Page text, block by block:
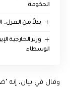
الحكومة
بدلاً من
‏وزير الخارجية
الوسطاء
وقال في بيان،